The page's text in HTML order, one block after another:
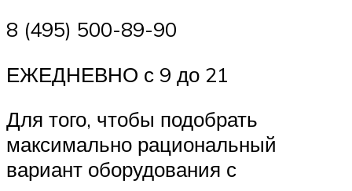
8 (495) 500-89-90
ЕЖЕДНЕВНО с 9 до 21
Для того, чтобы подобрать
максимально рациональный
вариант оборудования с